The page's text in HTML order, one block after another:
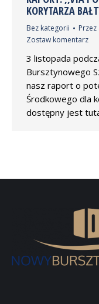
KORYTARZA
Bez kategorii Przez
Zostaw komentarz
3 listopada
Bursztynowego
nasz raport o
Środkowego dla
dostępny jest